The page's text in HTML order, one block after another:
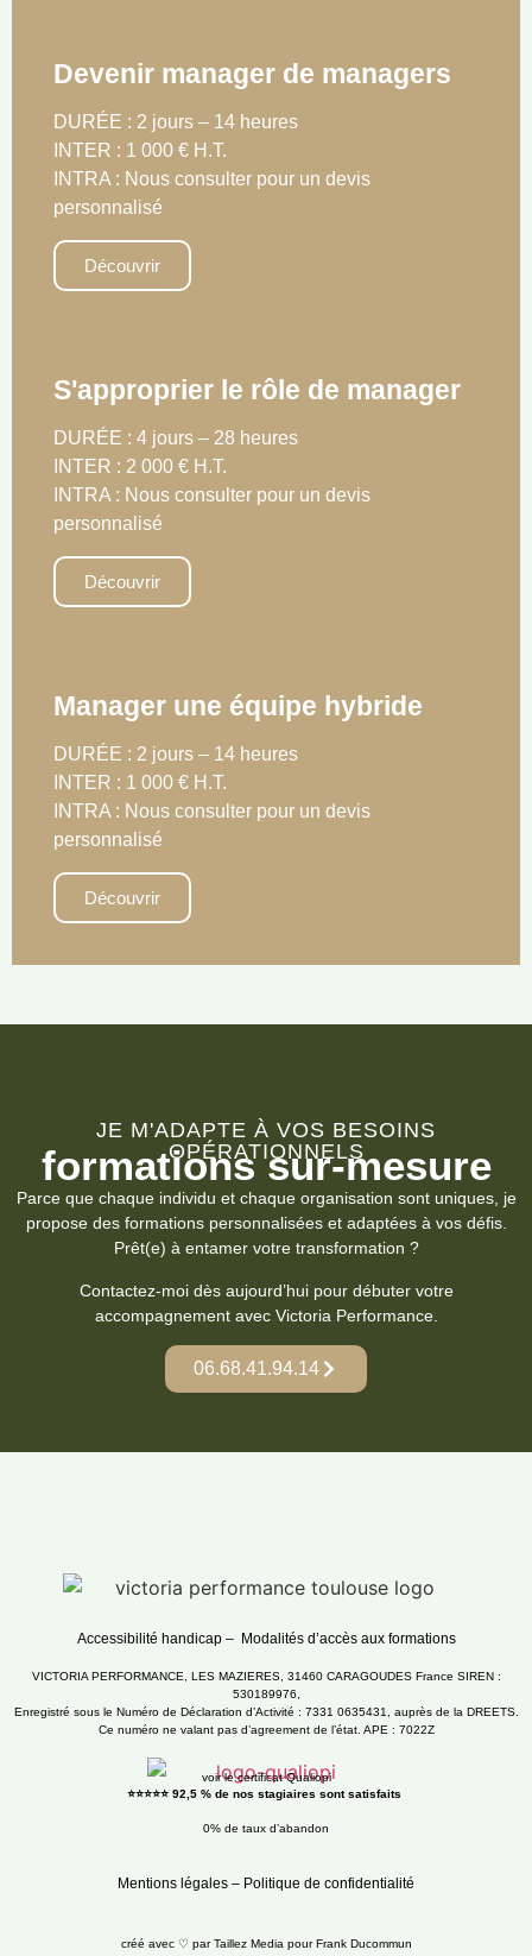
Devenir manager de managers
DURÉE : 2 jours – 14 heures
INTER : 1 000 € H.T.
INTRA : Nous consulter pour un devis
personnalisé
Découvrir
Manager une équipe hybride
DURÉE : 2 jours – 14 heures
INTER : 1 000 € H.T.
INTRA : Nous consulter pour un devis
personnalisé
Découvrir
S'approprier le rôle de manager
DURÉE : 4 jours – 28 heures
INTER : 2 000 € H.T.
INTRA : Nous consulter pour un devis
personnalisé
Découvrir
JE M'ADAPTE À VOS BESOINS
OPÉRATIONNELS
formations sur-mesure
Parce que chaque individu et chaque organisation sont uniques, je
propose des formations personnalisées et adaptées à vos défis.
Prêt(e) à entamer votre transformation ?
Contactez-moi dès aujourd’hui pour débuter votre
accompagnement avec Victoria Performance.
06.68.41.94.14
Accessibilité handicap– Modalités d’accès aux formations
VICTORIA PERFORMANCE, LES MAZIERES, 31460 CARAGOUDES France SIREN :
530189976,
Enregistré sous le Numéro de Déclaration d’Activité : 7331 0635431, auprès de la DREETS.
Ce numéro ne valant pas d’agreement de l’état. APE : 7022Z
voir le certificat Qualiopi
⭐⭐⭐⭐⭐ 92,5 % de nos stagiaires sont satisfaits
0% de taux d’abandon
Mentions légales – Politique de confidentialité
créé avec ♡ par Taillez Media pour Frank Ducommun